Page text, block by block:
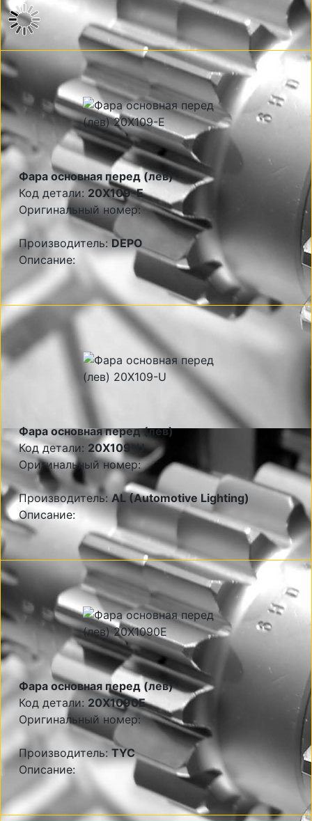
Фара основная перед (лев)
Код детали: 20X109-E
Оригинальный номер:
Производитель: DEPO
Описание:
Фара основная перед (лев)
Код детали: 20X109-U
Оригинальный номер:
Производитель:AL (Automotive Lighting)
Описание:
Фара основная перед (лев)
Код детали: 20X1090E
Оригинальный номер:
Производитель:TYC
Описание: